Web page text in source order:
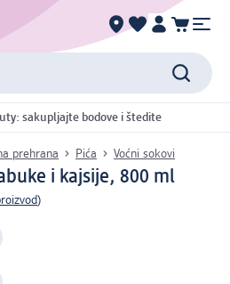
sakupljajte bodove i štedite
prehrana Pića Voćni sokovi
i kajsije, 800 ml
)